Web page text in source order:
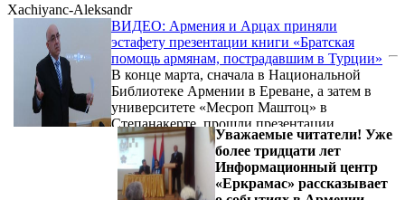
Xachiyanc-Aleksandr
ВИДЕО: Армения и Арцах приняли
эстафету презентации книги «Братская
помощь армянам, пострадавшим в Турции»
В конце марта, сначала в Национальной
Библиотеке Армении в Ереване, а затем в
университете «Месроп Маштоц» в
Степанакерте, прошли презентации
сборника «Братская помощь армянам,
пострадавшим в Турции». Вышедшая в свет
в 2014 г. в Краснодаре книга, является
переизданием одноимённого труда,
Уважаемые читатели! Уже
более тридцати лет
Информационный центр
«Еркрамас» рассказывает